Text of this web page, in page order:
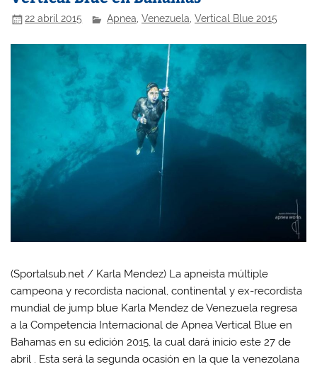
22 abril 2015 Apnea,Venezuela,Vertical Blue 2015
(Sportalsub.net / Karla Mendez) La apneista múltiple
campeona y recordista nacional, continental y ex-recordista
mundial de jump blue Karla Mendez de Venezuela regresa
a la Competencia Internacional de Apnea Vertical Blue en
Bahamas en su edición 2015, la cual dará inicio este 27 de
abril . Esta será la segunda ocasión en la que la venezolana